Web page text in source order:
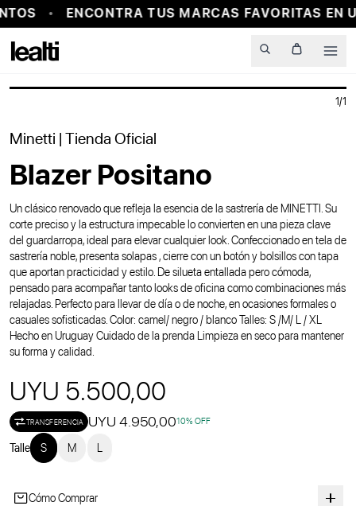
ENCONTRA TUS MARCAS FAVORITAS EN
PROBADOR VIRTUAL
1/1
Minetti | Tienda Oficial
Blazer Positano
Un clásico renovado que refleja la esencia de la sastrería de MINETTI. Su
corte preciso y la estructura impecable lo convierten en una pieza clave
del guardarropa, ideal para elevar cualquier look. Confeccionado en tela de
sastrería noble, presenta solapas , cierre con un botón y bolsillos con tapa
que aportan practicidad y estilo. De silueta entallada pero cómoda,
pensado para acompañar tanto looks de oficina como combinaciones más
relajadas. Perfecto para llevar de día o de noche, en ocasiones formales o
casuales sofisticadas. Color: camel/ negro / blanco Talles: S /M/ L / XL
Hecho en Uruguay Cuidado de la prenda Limpieza en seco para mantener
su forma y calidad.
UYU 5.500,00
TRANSFERENCIA UYU 4.950,0010% OFF
Talle S M L
Cómo Comprar